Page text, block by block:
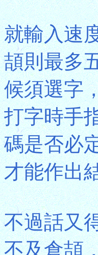
就輸入速
頡則最多
候須選字
打字時手
碼是否必
才能作出
不過話又
不及倉頡